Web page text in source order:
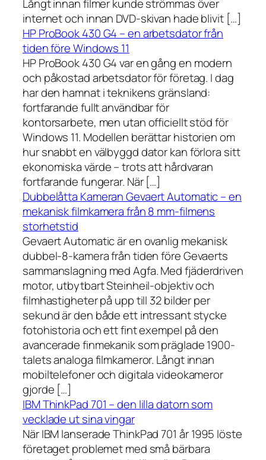
Långt innan filmer kunde strömmas över
internet och innan DVD-skivan hade blivit […]
HP ProBook 430 G4 – en arbetsdator från
tiden före Windows 11
HP ProBook 430 G4 var en gång en modern
och påkostad arbetsdator för företag. I dag
har den hamnat i teknikens gränsland:
fortfarande fullt användbar för
kontorsarbete, men utan officiellt stöd för
Windows 11. Modellen berättar historien om
hur snabbt en välbyggd dator kan förlora sitt
ekonomiska värde – trots att hårdvaran
fortfarande fungerar. När […]
Dubbelåtta Kameran Gevaert Automatic – en
mekanisk filmkamera från 8 mm-filmens
storhetstid
Gevaert Automatic är en ovanlig mekanisk
dubbel-8-kamera från tiden före Gevaerts
sammanslagning med Agfa. Med fjäderdriven
motor, utbytbart Steinheil-objektiv och
filmhastigheter på upp till 32 bilder per
sekund är den både ett intressant stycke
fotohistoria och ett fint exempel på den
avancerade finmekanik som präglade 1900-
talets analoga filmkameror. Långt innan
mobiltelefoner och digitala videokameror
gjorde […]
IBM ThinkPad 701 – den lilla datorn som
vecklade ut sina vingar
När IBM lanserade ThinkPad 701 år 1995 löste
företaget problemet med små bärbara